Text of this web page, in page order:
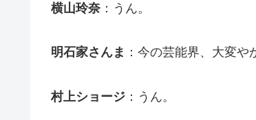
横山玲奈 ：うん。
明石家さんま ：今の芸能界、大変や
村上ショージ ：うん。